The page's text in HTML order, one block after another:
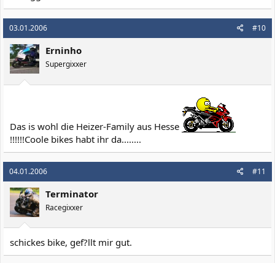
03.01.2006 #10
Erninho
Supergixxer
Das is wohl die Heizer-Family aus Hesse
!!!!!!Coole bikes habt ihr da........
04.01.2006 #11
Terminator
Racegixxer
schickes bike, gef?llt mir gut.